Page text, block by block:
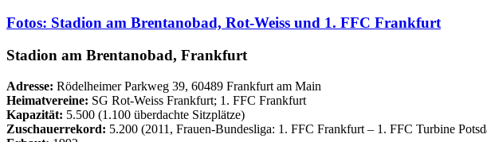
Fotos: Stadion am Brentanobad, Rot-Weiss und 1. FFC Frankfurt
Stadion am Brentanobad, Frankfurt
Adresse: Rödelheimer Parkweg 39, 60489 Frankfurt am Main
Heimatvereine: SG Rot-Weiss Frankfurt; 1. FFC Frankfurt
Kapazität: 5.500 (1.100 überdachte Sitzplätze)
Zuschauerrekord: 5.200 (2011, Frauen-Bundesliga: 1. FFC Frankfurt – 1. FFC Turbine